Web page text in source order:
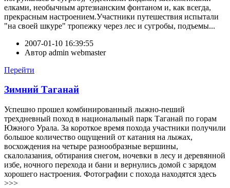
елками, необычным артезианским фонтаном и, как всегда,
прекрасным настроением.Участники путешествия испытали
"на своей шкуре" тропежку через лес и сугробы, подъемы...
2007-01-10 16:39:55
Автор admin webmaster
Перейти
Зимний Таганай
Успешно прошел комбинированный лыжно-пеший
трехдневный поход в национальный парк Таганай по горам
Южного Урала. За короткое время похода участники получили
большое количество ощущений от катания на лыжах,
восхождения на четыре разнообразные вершины,
скалолазания, обтирания снегом, ночевки в лесу и деревянной
избе, ночного перехода и бани и вернулись домой с зарядом
хорошего настроения. Фотографии с похода находятся здесь
>>>